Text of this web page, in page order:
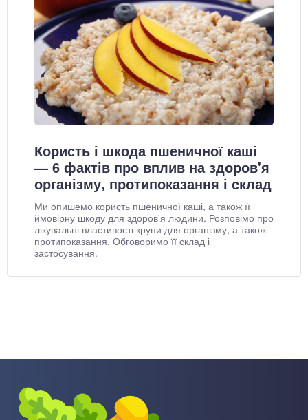
Користь і шкода пшеничної каші
— 6 фактів про вплив на здоров'я
організму, протипоказання і склад
Ми опишемо користь пшеничної каші, а також її
ймовірну шкоду для здоров'я людини. Розповімо про
лікувальні властивості крупи для організму, а також
протипоказання. Обговоримо її склад і
застосування.